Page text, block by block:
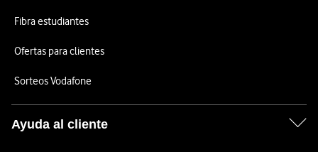
Fibra estudiantes
Ofertas para clientes
Sorteos Vodafone
Ayuda al cliente